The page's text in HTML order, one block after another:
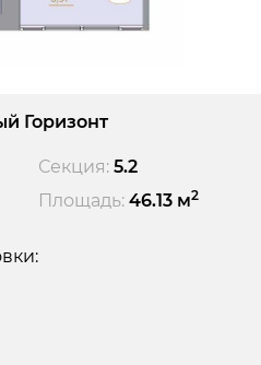
Горизонт
Секция: 5.2
Площадь: 46.13 м2